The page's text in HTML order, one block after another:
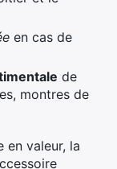
en cas de
de
montres de
en valeur, la